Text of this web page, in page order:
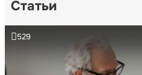
Статьи
529